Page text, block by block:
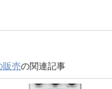
販売の関連記事